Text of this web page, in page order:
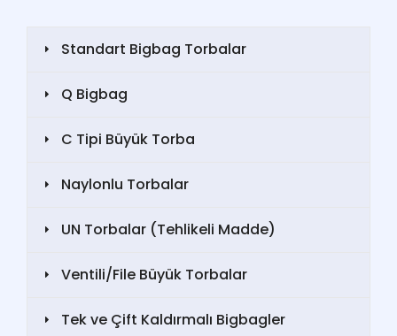
Standart Bigbag Torbalar
Q Bigbag
C Tipi Büyük Torba
Naylonlu Torbalar
UN Torbalar (Tehlikeli Madde)
Ventili/File Büyük Torbalar
Tek ve Çift Kaldırmalı Bigbagler